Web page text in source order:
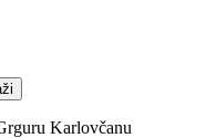
Karlovčanu